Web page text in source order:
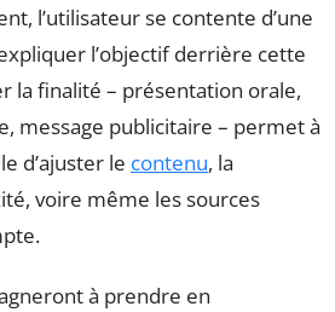
l’utilisateur se contente d’une
l’objectif derrière cette
la finalité – présentation orale,
message publicitaire – permet à
d’ajuster le contenu, la
voire même les sources
à prendre en